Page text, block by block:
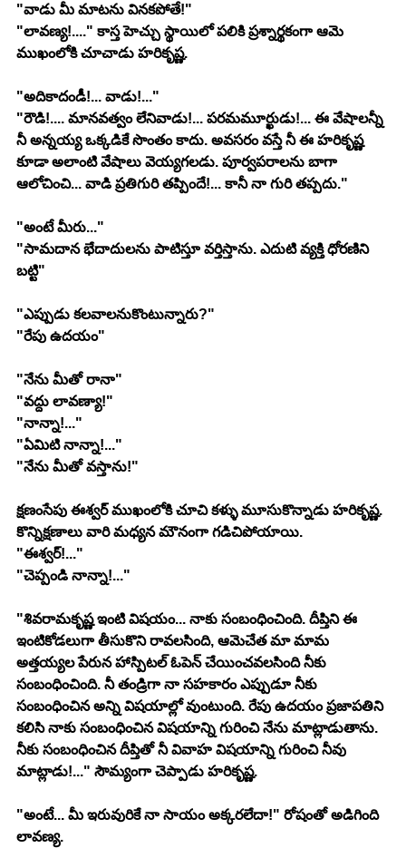
"వాడు మీ మాటను వినకపోతే!"
"లావణ్య!...." కాస్త హెచ్చు స్థాయిలో పలికి ప్రశ్నార్థకంగా ఆమె
ముఖంలోకి చూచాడు హరికృష్ణ.
"అదికాదండీ!... వాడు!..."
"రౌడి!.... మానవత్వం లేనివాడు!... పరమమూర్ఖుడు!... ఈ వేషాలన్నీ
నీ అన్నయ్య ఒక్కడికే సొంతం కాదు. అవసరం వస్తే నీ ఈ హరికృష్ణ
కూడా అలాంటి వేషాలు వెయ్యగలడు. పూర్వపరాలను బాగా
ఆలోచించి... వాడి ప్రతిగురి తప్పిందే!... కానీ నా గురి తప్పదు."
"అంటే మీరు..."
"సామదాన భేదాదులను పాటిస్తూ వర్తిస్తాను. ఎదుటి వ్యక్తి ధోరణిని
బట్టి"
"ఎప్పుడు కలవాలనుకొంటున్నారు?"
"రేపు ఉదయం"
"నేను మీతో రానా"
"వద్దు లావణ్యా!"
"నాన్నా!..."
"ఏమిటి నాన్నా!..."
"నేను మీతో వస్తాను!"
క్షణంసేపు ఈశ్వర్ ముఖంలోకి చూచి కళ్ళు మూసుకొన్నాడు హరికృష్ణ.
కొన్నిక్షణాలు వారి మధ్యన మౌనంగా గడిచిపోయాయి.
"ఈశ్వర్!..."
"చెప్పండి నాన్నా!..."
"శివరామకృష్ణ ఇంటి విషయం... నాకు సంబంధించింది. దీప్తిని ఈ
ఇంటికోడలుగా తీసుకొని రావలసింది, ఆమెచేత మా మామ
అత్తయ్యల పేరున హాస్పిటల్ ఓపెన్ చేయించవలసింది నీకు
సంబంధించింది. నీ తండ్రిగా నా సహకారం ఎప్పుడూ నీకు
సంబంధించిన అన్ని విషయాల్లో వుంటుంది. రేపు ఉదయం ప్రజాపతిని
కలిసి నాకు సంబంధించిన విషయాన్ని గురించి నేను మాట్లాడుతాను.
నీకు సంబంధించిన దీప్తితో నీ వివాహ విషయాన్ని గురించి నీవు
మాట్లాడు!..." సౌమ్యంగా చెప్పాడు హరికృష్ణ.
"అంటే... మీ ఇరువురికే నా సాయం అక్కరలేదా!" రోషంతో అడిగింది
లావణ్య.